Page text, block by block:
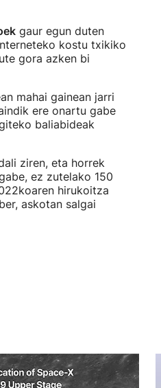
gaur egun duten
kostu txikiko
gora azken bi
mahai gainean jarri
ere onartu gabe
baliabideak
ziren, eta horrek
ez zutelako 150
hirukoitza
askotan salgai